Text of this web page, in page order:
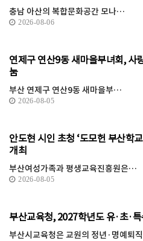
충남 아산의 복합문화공간 모나…
2026-08-06
연제구 연산9동 새마을부녀회, 사
눔
부산 연제구 연산9동 새마을부…
2026-08-05
안도현 시인 초청 ‘도모헌 부산학
개최
부산여성가족과 평생교육진흥원은…
2026-08-05
부산교육청, 2027학년도 유·초·
부산시교육청은 교원의 정년·명예퇴